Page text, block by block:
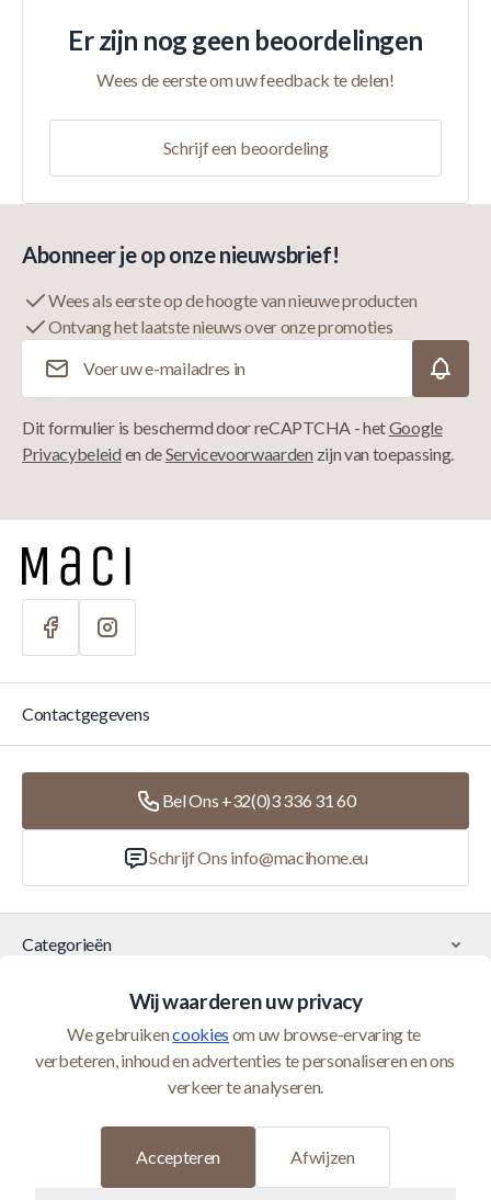
Er zijn nog geen beoordelingen
Wees de eerste om uw feedback te delen!
Schrijf een beoordeling
Wij waarderen uw privacy
We gebruiken cookies om uw browse-ervaring te
verbeteren, inhoud en advertenties te personaliseren en ons
verkeer te analyseren.
Afwijzen
Accepteren
Abonneer je op onze nieuwsbrief!
Wees als eerste op de hoogte van nieuwe producten
Ontvang het laatste nieuws over onze promoties
Dit formulier is beschermd door reCAPTCHA - hetGoogle
Privacybeleid en deServicevoorwaarden zijn van toepassing.
Categorieën
Contactgegevens
Bel Ons +32(0)3 336 31 60
Schrijf Ons info@macihome.eu
© 2026 Maci Home wordt beheerd door Homeshop BV (BTW